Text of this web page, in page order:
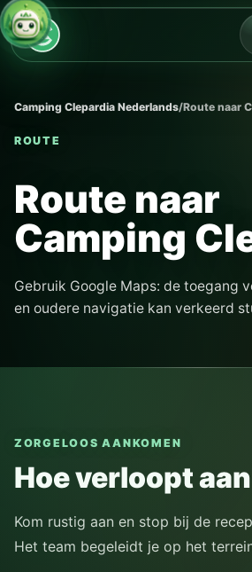
Camping Clepardia Nederlands/Route naar
ROUTE
Route naar
Camping
Gebruik Google Maps: de toegang
en oudere navigatie kan verkeerd
ZORGELOOS AANKOMEN
Hoe verloopt
Kom rustig aan en stop bij de
Het team begeleidt je op het